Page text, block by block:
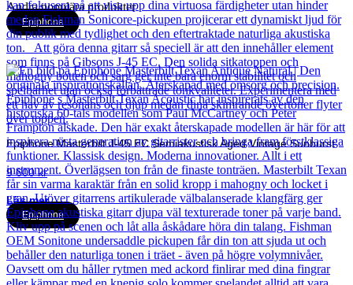
Andra populära produkter
Epiphone
Epiphone Masterbilt J-45 EC Semiakustisk Aged Vintage Sunburst
9 600kr
Läs mer
Epiphone